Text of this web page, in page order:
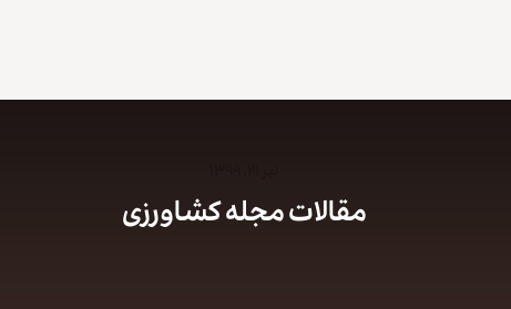
مقالات مجله کشاورزی